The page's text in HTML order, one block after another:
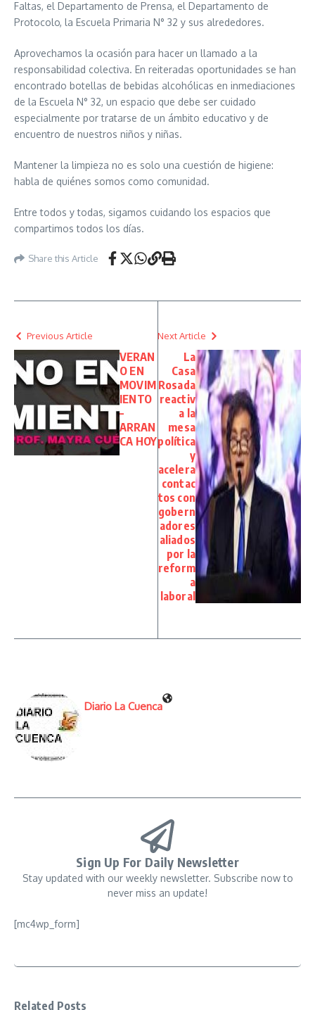
Faltas, el Departamento de Prensa, el Departamento de
Protocolo, la Escuela Primaria N° 32 y sus alrededores.
Aprovechamos la ocasión para hacer un llamado a la
responsabilidad colectiva. En reiteradas oportunidades se han
encontrado botellas de bebidas alcohólicas en inmediaciones
de la Escuela N° 32, un espacio que debe ser cuidado
especialmente por tratarse de un ámbito educativo y de
encuentro de nuestros niños y niñas.
Mantener la limpieza no es solo una cuestión de higiene:
habla de quiénes somos como comunidad.
Entre todos y todas, sigamos cuidando los espacios que
compartimos todos los días.
Share this Article
Previous Article
VERAN
O EN
MOVIM
IENTO
–
ARRAN
CA HOY
Next Article
La
Casa
Rosada
reactiv
a la
mesa
política
y
acelera
contac
tos con
gobern
adores
aliados
por la
reform
a
laboral
Diario La Cuenca
Sign Up For Daily Newsletter
Stay updated with our weekly newsletter. Subscribe now to
never miss an update!
[mc4wp_form]
Related Posts